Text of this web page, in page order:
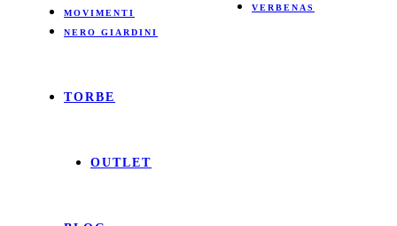
MOVIMENTI
NERO GIARDINI
VERBENAS
TORBE
OUTLET